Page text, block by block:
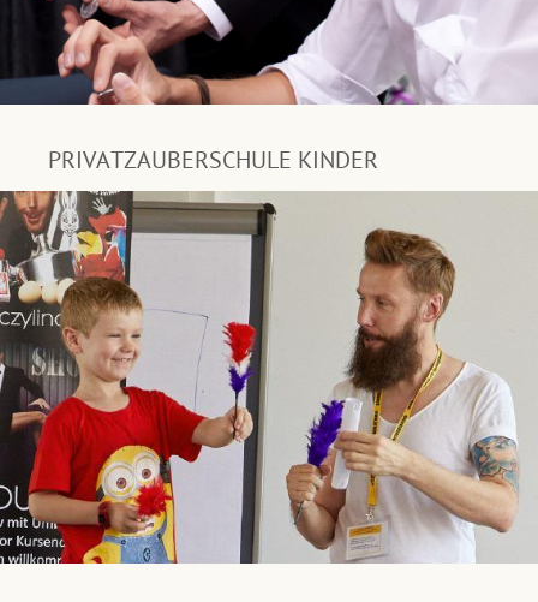
PRIVATZAUBERSCHULE KINDER